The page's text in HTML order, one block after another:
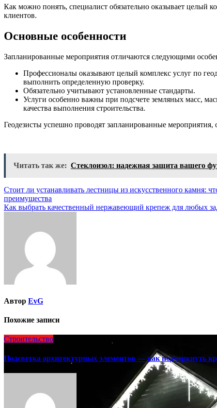
Как можно понять, специалист обязательно оказывает целый
клиентов.
Основные особенности
Запланированные мероприятия отличаются следующими
Профессионалы оказывают целый комплекс услуг по
выполнить определенную проверку.
Обязательно учитывают установленные стандарты.
Услуги особенно важны при подсчете земляных масс,
качества выполнения строительства.
Геодезисты успешно проводят запланированные
Читать так же: Стеклоизол: надежная защита вашего
Навигация
по
Стоит ли устанавливать лестницы из искусственного камня:
преимущества
Как выбрать качественный нержавеющий крепеж для любых
Автор EvG
Похожие записи
Строительство
Подсветка архитектурных элементов — как подчеркнуть